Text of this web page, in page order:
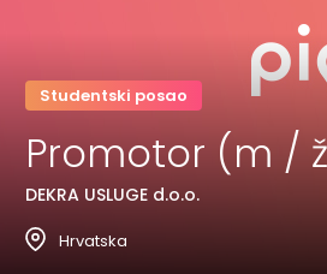
Studentski posao
Promotor (m /
DEKRA USLUGE d.o.o.
Hrvatska